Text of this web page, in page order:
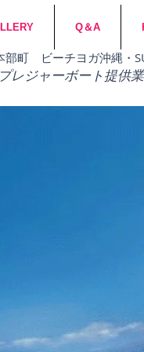
Q＆A
部町 ビーチヨガ沖縄・
レジャーボート提供